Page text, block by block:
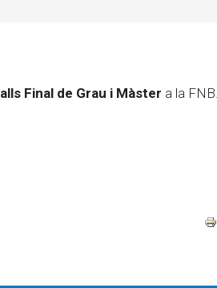
Final de Grau i Màster a la FNB.